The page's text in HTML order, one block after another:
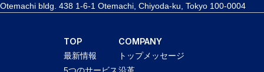
Otemachi bldg. 438 1-6-1 Otemachi, Chiyoda-ku, Tokyo 100-0004
TOP
最新情報
COMPANY
トップメッセージ